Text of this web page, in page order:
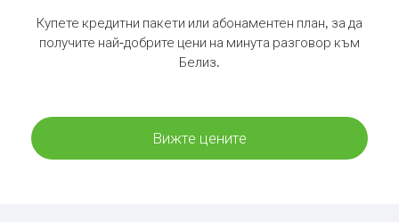
Купете кредитни пакети или абонаментен план, за да
получите най-добрите цени на минута разговор към
Белиз.
Вижте цените